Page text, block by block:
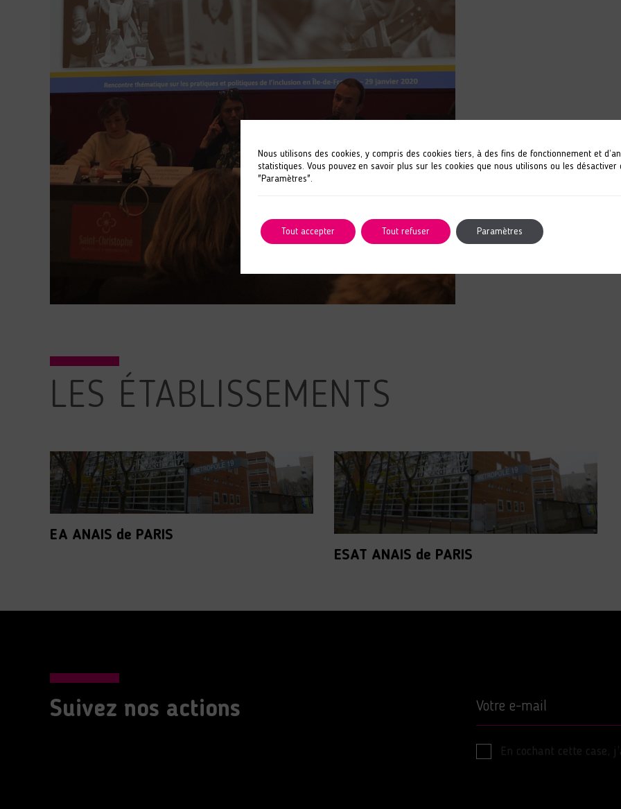
LES ÉTABLISSEMENTS
EA ANAIS de PARIS
ESAT ANAIS de PARIS
Suivez nos actions Votre e-mail
En cochant cette case,
Nous utilisons des cookies, y compris des cookies tiers, à des fins de fonctionnement et
statistiques. Vous pouvez en savoir plus sur les cookies que nous utilisons ou les désactiver
"Paramètres".
Tout accepter Tout refuser Paramètres